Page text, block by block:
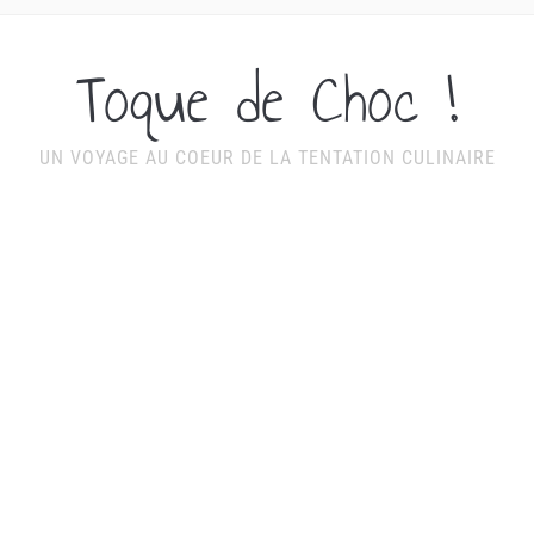
Toque de Choc !
UN VOYAGE AU COEUR DE LA TENTATION CULINAIRE